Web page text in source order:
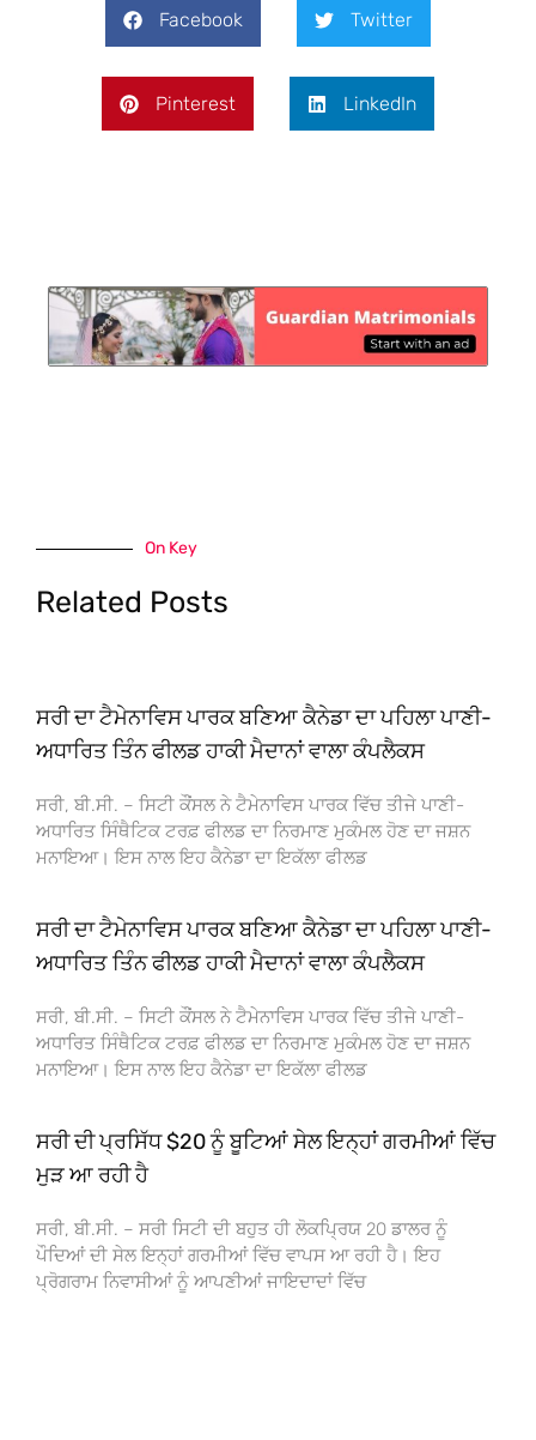
Facebook Twitter
Pinterest LinkedIn
On Key
Related Posts
ਸਰੀ ਦਾ ਟੈਮੇਨਾਵਿਸ ਪਾਰਕ ਬਣਿਆ ਕੈਨੇਡਾ ਦਾ ਪਹਿਲਾ ਪਾਣੀ-
ਅਧਾਰਿਤ ਤਿੰਨ ਫੀਲਡ ਹਾਕੀ ਮੈਦਾਨਾਂ ਵਾਲਾ ਕੰਪਲੈਕਸ
ਸਰੀ, ਬੀ.ਸੀ. – ਸਿਟੀ ਕੌਂਸਲ ਨੇ ਟੈਮੇਨਾਵਿਸ ਪਾਰਕ ਵਿੱਚ ਤੀਜੇ ਪਾਣੀ-
ਅਧਾਰਿਤ ਸਿੰਥੈਟਿਕ ਟਰਫ਼ ਫੀਲਡ ਦਾ ਨਿਰਮਾਣ ਮੁਕੰਮਲ ਹੋਣ ਦਾ ਜਸ਼ਨ
ਮਨਾਇਆ। ਇਸ ਨਾਲ ਇਹ ਕੈਨੇਡਾ ਦਾ ਇਕੱਲਾ ਫੀਲਡ
ਸਰੀ ਦਾ ਟੈਮੇਨਾਵਿਸ ਪਾਰਕ ਬਣਿਆ ਕੈਨੇਡਾ ਦਾ ਪਹਿਲਾ ਪਾਣੀ-
ਅਧਾਰਿਤ ਤਿੰਨ ਫੀਲਡ ਹਾਕੀ ਮੈਦਾਨਾਂ ਵਾਲਾ ਕੰਪਲੈਕਸ
ਸਰੀ, ਬੀ.ਸੀ. – ਸਿਟੀ ਕੌਂਸਲ ਨੇ ਟੈਮੇਨਾਵਿਸ ਪਾਰਕ ਵਿੱਚ ਤੀਜੇ ਪਾਣੀ-
ਅਧਾਰਿਤ ਸਿੰਥੈਟਿਕ ਟਰਫ਼ ਫੀਲਡ ਦਾ ਨਿਰਮਾਣ ਮੁਕੰਮਲ ਹੋਣ ਦਾ ਜਸ਼ਨ
ਮਨਾਇਆ। ਇਸ ਨਾਲ ਇਹ ਕੈਨੇਡਾ ਦਾ ਇਕੱਲਾ ਫੀਲਡ
ਸਰੀ ਦੀ ਪ੍ਰਸਿੱਧ $20 ਨੂੰ ਬੂਟਿਆਂ ਸੇਲ ਇਨ੍ਹਾਂ ਗਰਮੀਆਂ ਵਿੱਚ
ਮੁੜ ਆ ਰਹੀ ਹੈ
ਸਰੀ, ਬੀ.ਸੀ. – ਸਰੀ ਸਿਟੀ ਦੀ ਬਹੁਤ ਹੀ ਲੋਕਪ੍ਰਿਯ 20 ਡਾਲਰ ਨੂੰ
ਪੌਦਿਆਂ ਦੀ ਸੇਲ ਇਨ੍ਹਾਂ ਗਰਮੀਆਂ ਵਿੱਚ ਵਾਪਸ ਆ ਰਹੀ ਹੈ। ਇਹ
ਪ੍ਰੋਗਰਾਮ ਨਿਵਾਸੀਆਂ ਨੂੰ ਆਪਣੀਆਂ ਜਾਇਦਾਦਾਂ ਵਿੱਚ